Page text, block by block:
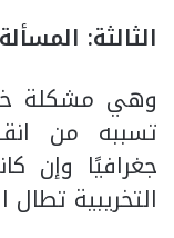
الثالثة:
وهي مشكلة
تسببه من
جغرافيًا وإن
التخريبية